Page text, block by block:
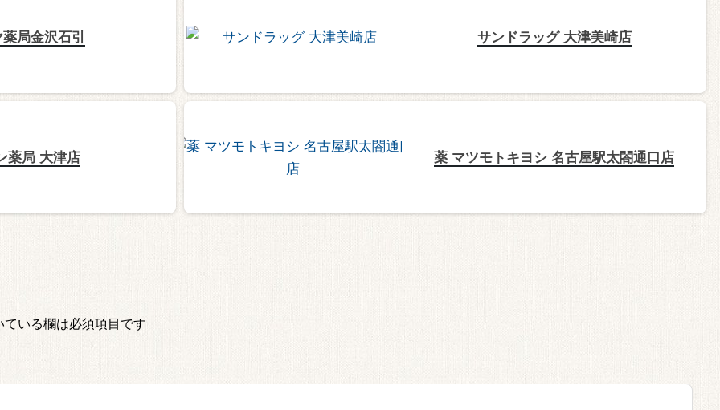
局金沢石引 サンドラッグ 大津美崎店
薬局 大津店 薬 マツモトキヨシ 名古屋駅太閤通口店
いる欄は必須項目です